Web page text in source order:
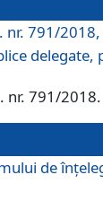
nr. 791/
delegate,
nr. 791/2018.
de